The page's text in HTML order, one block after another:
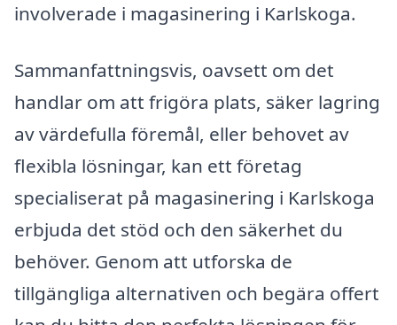
involverade i magasinering i Karlskoga.
Sammanfattningsvis, oavsett om det
handlar om att frigöra plats, säker lagring
av värdefulla föremål, eller behovet av
flexibla lösningar, kan ett företag
specialiserat på magasinering i Karlskoga
erbjuda det stöd och den säkerhet du
behöver. Genom att utforska de
tillgängliga alternativen och begära offert